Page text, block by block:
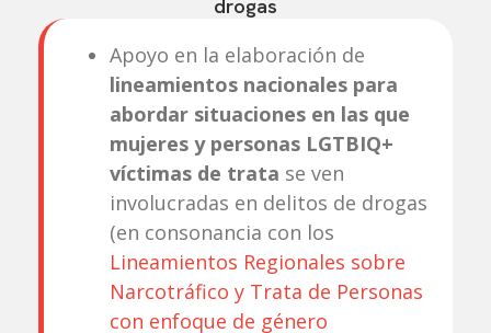
drogas
Apoyo en la elaboración de
lineamientos nacionales para
abordar situaciones en las que
mujeres y personas LGTBIQ+
víctimas de trata se ven
involucradas en delitos de drogas
(en consonancia con los
Lineamientos Regionales sobre
Narcotráfico y Trata de Personas
con enfoque de género